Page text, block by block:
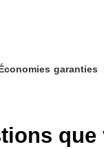
garanties